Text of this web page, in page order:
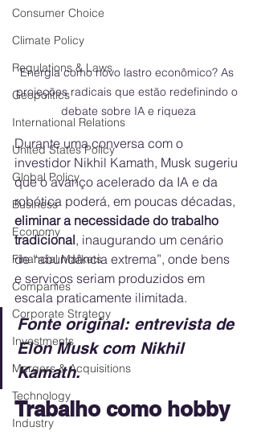
Consumer Choice
Climate Policy
Regulations & Laws
Geopolitics
International Relations
United States Policy
Global Policy
Business
Economy
Financial Markets
Companies
Corporate Strategy
Investments
Mergers & Acquisitions
Technology
Industry
Energia como novo lastro econômico? As
projeções radicais que estão redefinindo o
debate sobre IA e riqueza
Durante uma conversa com o
investidor Nikhil Kamath, Musk sugeriu
que o avanço acelerado da IA e da
robótica poderá, em poucas décadas,
eliminar a necessidade do trabalho
tradicional, inaugurando um cenário
de “abundância extrema”, onde bens
e serviços seriam produzidos em
escala praticamente ilimitada.
Fonte original: entrevista de
Elon Musk com Nikhil
Kamath.
Trabalho como hobby